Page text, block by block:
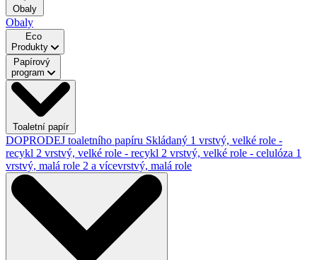
Obaly
Obaly
Eco
Produkty
Papírový
program
Toaletní papír
DOPRODEJ toaletního papíru Skládaný 1 vrstvý, velké role -
recykl 2 vrstvý, velké role - recykl 2 vrstvý, velké role - celulóza 1
vrstvý, malá role 2 a vícevrstvý, malá role